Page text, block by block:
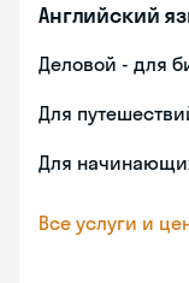
Английский
Деловой - для
Для
Для
Все услуги и